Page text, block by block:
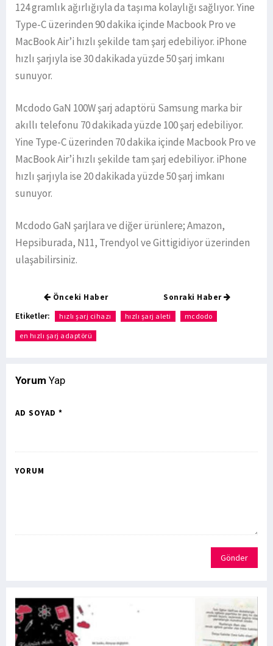
124 gramlık ağırlığıyla da taşıma kolaylığı sağlıyor. Yine
Type-C üzerinden 90 dakika içinde Macbook Pro ve
MacBook Air’i hızlı şekilde tam şarj edebiliyor. iPhone
hızlı şarjıyla ise 30 dakikada yüzde 50 şarj imkanı
sunuyor.
Mcdodo GaN 100W şarj adaptörü Samsung marka bir
akıllı telefonu 70 dakikada yüzde 100 şarj edebiliyor.
Yine Type-C üzerinden 70 dakika içinde Macbook Pro ve
MacBook Air’i hızlı şekilde tam şarj edebiliyor. iPhone
hızlı şarjıyla ise 20 dakikada yüzde 50 şarj imkanı
sunuyor.
Mcdodo GaN şarjlara ve diğer ürünlere; Amazon,
Hepsiburada, N11, Trendyol ve Gittigidiyor üzerinden
ulaşabilirsiniz.
Önceki Haber Sonraki Haber
Etiketler: hızlı şarj cihazı hızlı şarj aleti mcdodo
en hızlı şarj adaptörü
Yorum Yap
AD SOYAD *
YORUM
Gönder